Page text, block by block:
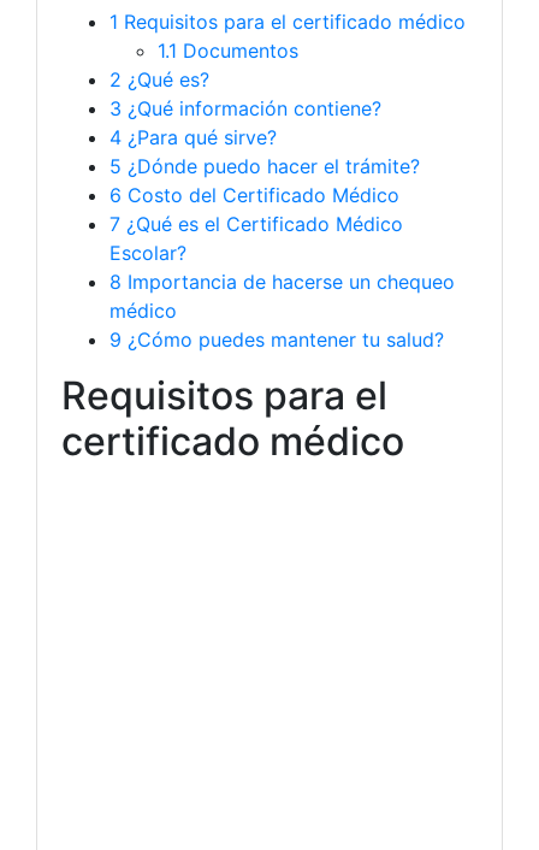
1 Requisitos para el certificado médico
1.1 Documentos
2 ¿Qué es?
3 ¿Qué información contiene?
4 ¿Para qué sirve?
5 ¿Dónde puedo hacer el trámite?
6 Costo del Certificado Médico
7 ¿Qué es el Certificado Médico
Escolar?
8 Importancia de hacerse un chequeo
médico
9 ¿Cómo puedes mantener tu salud?
Requisitos para el
certificado médico